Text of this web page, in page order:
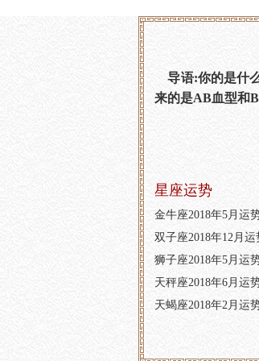
导语:你的是什
来的是AB血型和
星座运势
金牛座2018年5月运
双子座2018年12月运
狮子座2018年5月运
天秤座2018年6月运
天蝎座2018年2月运